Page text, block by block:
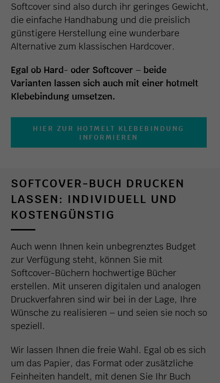
Softcover sind also durch ihr geringes Gewicht,
die einfache Handhabung und die preislich
günstigere Herstellung eine wunderbare
Alternative zum klassischen Hardcover.
Egal ob Hard- oder Softcover – beide
Varianten lassen sich auch mit einer hotmelt
Klebebindung umsetzen.
HIER ZUR HOTMELT KLEBEBINDUNG
INFORMIEREN
SOFTCOVER-BUCH DRUCKEN
LASSEN: INDIVIDUELL UND
KOSTENGÜNSTIG
Auch wenn Ihnen kein unbegrenztes Budget
zur Verfügung steht, können Sie mit
Softcover-Büchern hochwertige Bücher
erstellen. Mit unseren digitalen und analogen
Druckverfahren sind wir bei in der Lage, Ihre
Wünsche zu realisieren – und seien sie noch so
speziell.
Wir lassen Ihnen die freie Wahl. Egal ob es sich
um das Papier, das Format oder zusätzliche
Feinheiten handelt, mit denen Sie Ihr Buch